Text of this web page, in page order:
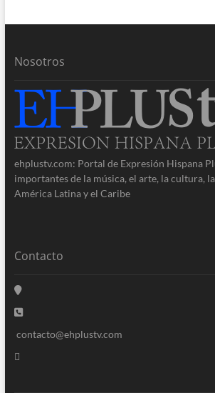
Nosotros
ehplustv.com: Portal de Expresión Hispana
importantes de la música, el arte, la cultura,
América Latina y el Caribe
Contacto
contacto@ehplustv.com